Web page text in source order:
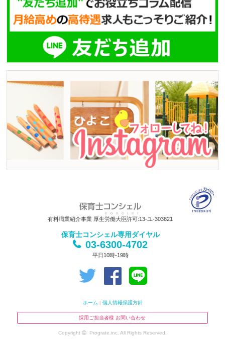
有料職業紹介事業 厚生労働大臣許可:13-ユ-303821
保育士コンシェル専用ダイヤル
03-6300-4702
平日10時-19時
ホーム | 個人情報保護方針
採用ご担当者様 お問い合わせ
Copyright Prograte.inc. All Rights Reserved.